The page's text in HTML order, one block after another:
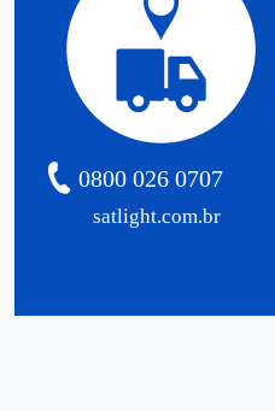
satlight.com.br
0800 026 0707